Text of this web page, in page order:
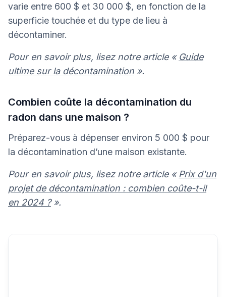
varie entre 600 $ et 30 000 $, en fonction de la
superficie touchée et du type de lieu à
décontaminer.
Pour en savoir plus, lisez notre article « Guide
ultime sur la décontamination ».
Combien coûte la décontamination du
radon dans une maison ?
Préparez-vous à dépenser environ 5 000 $ pour
la décontamination d’une maison existante.
Pour en savoir plus, lisez notre article «Prix d'un
projet de décontamination : combien coûte-t-il
en 2024 ?».